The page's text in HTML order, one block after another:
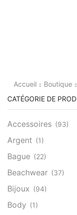
Accueil Boutique
CATÉGORIE DE
Accessoires (93)
Argent (1)
Bague (22)
Beachwear (37)
Bijoux (94)
Body (1)